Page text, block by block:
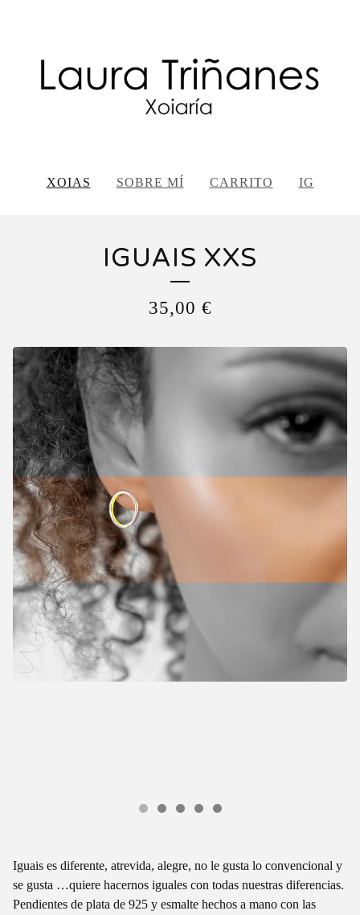
XOIAS SOBRE MÍ CARRITO IG
IGUAIS XXS
35,00 €
Iguais es diferente, atrevida, alegre, no le gusta lo convencional y
se gusta …quiere hacernos iguales con todas nuestras diferencias.
Pendientes de plata de 925 y esmalte hechos a mano con las